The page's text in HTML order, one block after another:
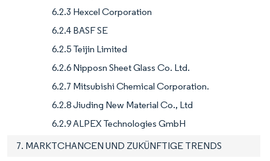
6.2.3 Hexcel Corporation
6.2.4 BASF SE
6.2.5 Teijin Limited
6.2.6 Nipposn Sheet Glass Co. Ltd.
6.2.7 Mitsubishi Chemical Corporation.
6.2.8 Jiuding New Material Co., Ltd
6.2.9 ALPEX Technologies GmbH
7. MARKTCHANCEN UND ZUKÜNFTIGE TRENDS